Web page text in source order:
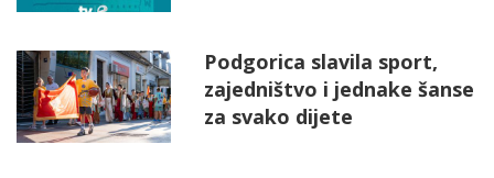
Podgorica slavila sport,
zajedništvo i jednake šanse
za svako dijete